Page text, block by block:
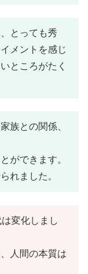
とっても秀
メントを感じ
ところがたく
族との関係、
ができます。
れました。
変化しまし
人間の本質は